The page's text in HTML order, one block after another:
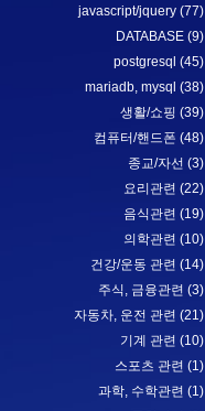
javascript/jquery (77)
DATABASE (9)
postgresql (45)
mariadb, mysql (38)
생활/쇼핑 (39)
컴퓨터/핸드폰 (48)
종교/자선 (3)
요리관련 (22)
음식관련 (19)
의학관련 (10)
건강/운동 관련 (14)
주식, 금융관련 (3)
자동차, 운전 관련 (21)
기계 관련 (10)
스포츠 관련 (1)
과학, 수학관련 (1)